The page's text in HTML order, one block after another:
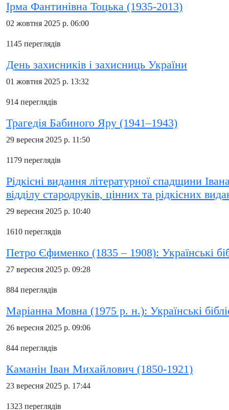
Ірма Фантинівна Тоцька (1935-2013)
02 жовтня 2025 р. 06:00
1145 переглядів
День захисників і захисниць України
01 жовтня 2025 р. 13:32
914 переглядів
Трагедія Бабиного Яру (1941–1943)
29 вересня 2025 р. 11:50
1179 переглядів
Рідкісні видання літературної спадщини
відділу стародруків, цінних та рідкісних
29 вересня 2025 р. 10:40
1610 переглядів
Петро Єфименко (1835 – 1908): Українські
27 вересня 2025 р. 09:28
884 переглядів
Маріанна Мовна (1975 р. н.): Українські
26 вересня 2025 р. 09:06
844 переглядів
Каманін Іван Михайлович (1850-1921)
23 вересня 2025 р. 17:44
1323 переглядів